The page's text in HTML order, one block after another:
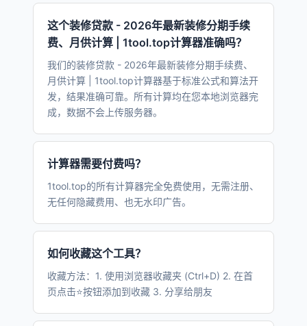
这个装修贷款 - 2026年最新装修分期手续
费、月供计算 | 1tool.top计算器准确吗？
我们的装修贷款 - 2026年最新装修分期手续费、
月供计算 | 1tool.top计算器基于标准公式和算法开
发，结果准确可靠。所有计算均在您本地浏览器完
成，数据不会上传服务器。
计算器需要付费吗？
1tool.top的所有计算器完全免费使用，无需注册、
无任何隐藏费用、也无水印广告。
如何收藏这个工具？
收藏方法：1. 使用浏览器收藏夹 (Ctrl+D) 2. 在首
页点击⭐按钮添加到收藏 3. 分享给朋友